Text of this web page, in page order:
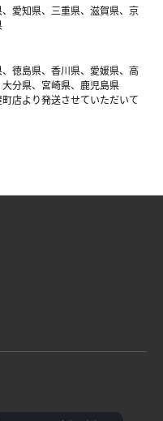
愛知県、三重県、滋賀県、京
徳島県、香川県、愛媛県、高
分県、宮崎県、鹿児島県
店より発送させていただいて